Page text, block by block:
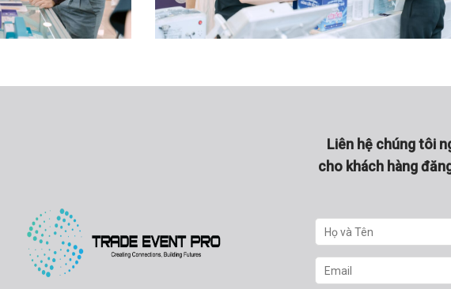
Liên hệ chúng tôi
cho khách hàng